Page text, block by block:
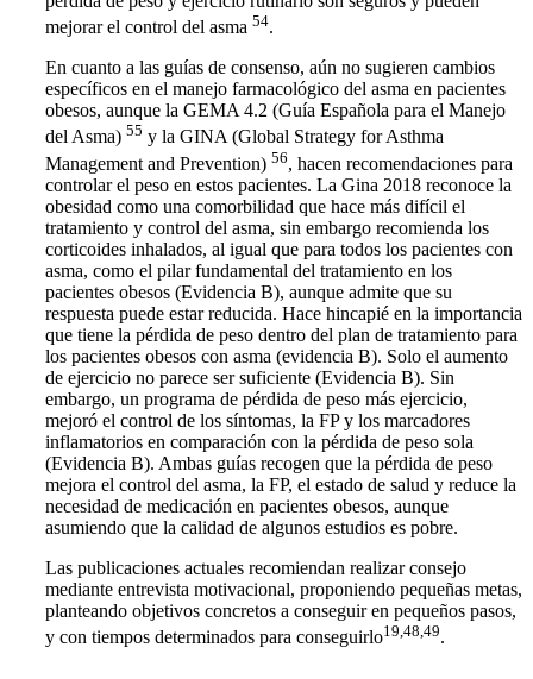
mejorar el control del asma 54.
En cuanto a las guías de consenso, aún no sugieren cambios
específicos en el manejo farmacológico del asma en pacientes
obesos, aunque la GEMA 4.2 (Guía Española para el Manejo
del Asma) 55 y la GINA (Global Strategy for Asthma
Management and Prevention) 56, hacen recomendaciones para
controlar el peso en estos pacientes. La Gina 2018 reconoce la
obesidad como una comorbilidad que hace más difícil el
tratamiento y control del asma, sin embargo recomienda los
corticoides inhalados, al igual que para todos los pacientes con
asma, como el pilar fundamental del tratamiento en los
pacientes obesos (Evidencia B), aunque admite que su
respuesta puede estar reducida. Hace hincapié en la importancia
que tiene la pérdida de peso dentro del plan de tratamiento para
los pacientes obesos con asma (evidencia B). Solo el aumento
de ejercicio no parece ser suficiente (Evidencia B). Sin
embargo, un programa de pérdida de peso más ejercicio,
mejoró el control de los síntomas, la FP y los marcadores
inflamatorios en comparación con la pérdida de peso sola
(Evidencia B). Ambas guías recogen que la pérdida de peso
mejora el control del asma, la FP, el estado de salud y reduce la
necesidad de medicación en pacientes obesos, aunque
asumiendo que la calidad de algunos estudios es pobre.
Las publicaciones actuales recomiendan realizar consejo
mediante entrevista motivacional, proponiendo pequeñas metas,
planteando objetivos concretos a conseguir en pequeños pasos,
y con tiempos determinados para conseguirlo19,48,49.